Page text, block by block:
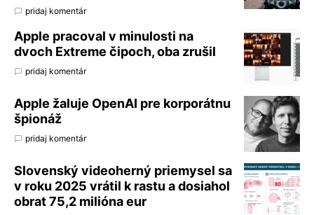
pridaj komentár
Apple pracoval v minulosti na
dvoch Extreme čipoch, oba zrušil
pridaj komentár
Apple žaluje OpenAI pre korporátnu
špionáž
pridaj komentár
Slovenský videoherný priemysel sa
v roku 2025 vrátil k rastu a dosiahol
obrat 75,2 milióna eur